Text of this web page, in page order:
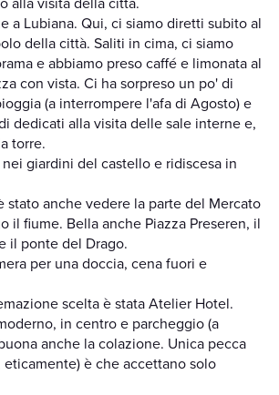
alla visita della città.
a Lubiana. Qui, ci siamo diretti subito al
della città. Saliti in cima, ci siamo
e abbiamo preso caffé e limonata al
con vista. Ci ha sorpreso un po' di
(a interrompere l'afa di Agosto) e
dedicati alla visita delle sale interne e,
torre.
nei giardini del castello e ridiscesa in
stato anche vedere la parte del Mercato
il fiume. Bella anche Piazza Preseren, il
il ponte del Drago.
per una doccia, cena fuori e
scelta è stata Atelier Hotel.
in centro e parcheggio (a
anche la colazione. Unica pecca
eticamente) è che accettano solo